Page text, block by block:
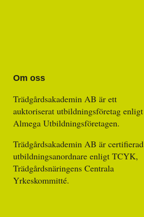
Om oss
Trädgårdsakademin AB är ett
auktoriserat utbildningsföretag enligt
Almega Utbildningsföretagen.
Trädgårdsakademin AB är certifierad
utbildningsanordnare enligt TCYK,
Trädgårdsnäringens Centrala
Yrkeskommitté.